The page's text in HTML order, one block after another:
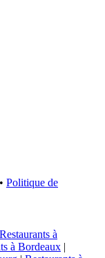
• Politique de
Restaurants à
à Bordeaux |